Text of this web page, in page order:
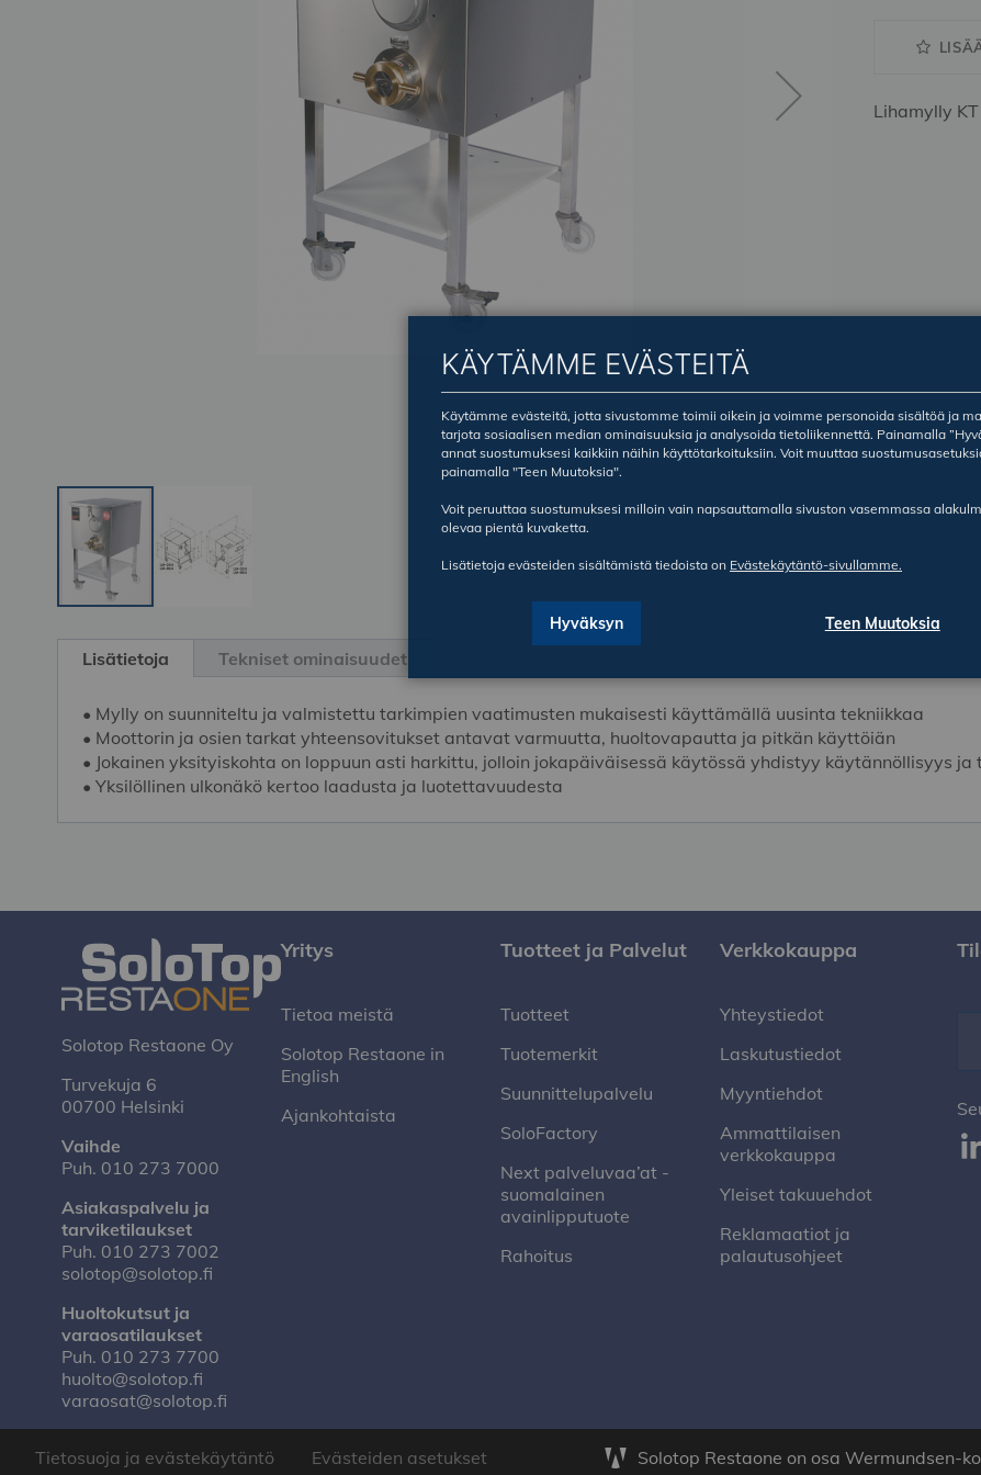
Lihamylly
to
images
gallery
Lisätietoja
• Mylly on suunniteltu ja valmistettu tarkimpien vaatimusten mukaisesti käyttämällä uusinta tekniikkaa
• Moottorin ja osien tarkat yhteensovitukset antavat varmuutta, huoltovapautta ja pitkän käyttöiän
• Jokainen yksityiskohta on loppuun asti harkittu, jolloin jokapäiväisessä käytössä yhdistyy käytännöllisyys ja
• Yksilöllinen ulkonäkö kertoo laadusta ja luotettavuudesta
Tekniset ominaisuudet
Solotop Restaone Oy
Turvekuja 6
00700 Helsinki
Vaihde
Puh. 010 273 7000
Asiakaspalvelu ja
tarviketilaukset
Puh. 010 273 7002
solotop@solotop.fi
Huoltokutsut ja
varaosatilaukset
Puh. 010 273 7700
huolto@solotop.fi
varaosat@solotop.fi
Yritys
Tietoa meistä
Solotop Restaone in
English
Ajankohtaista
Tuotteet ja Palvelut
Tuotteet
Tuotemerkit
Suunnittelupalvelu
SoloFactory
Next palveluvaa’at -
suomalainen
avainlipputuote
Rahoitus
Verkkokauppa
Yhteystiedot
Laskutustiedot
Myyntiehdot
Ammattilaisen
verkkokauppa
Yleiset takuuehdot
Reklamaatiot ja
palautusohjeet
Tietosuoja ja evästekäytäntö Evästeiden asetukset Solotop Restaone on osa Wermundsen-
KÄYTÄMME EVÄSTEITÄ
Käytämme evästeitä, jotta sivustomme toimii oikein ja voimme personoida sisältöä ja
tarjota sosiaalisen median ominaisuuksia ja analysoida tietoliikennettä. Painamalla
annat suostumuksesi kaikkiin näihin käyttötarkoituksiin. Voit muuttaa
painamalla "Teen Muutoksia".
Voit peruuttaa suostumuksesi milloin vain napsauttamalla sivuston vasemmassa
olevaa pientä kuvaketta.
Lisätietoja evästeiden sisältämistä tiedoista on Evästekäytäntö-sivullamme.
Hyväksyn Teen Muutoksia